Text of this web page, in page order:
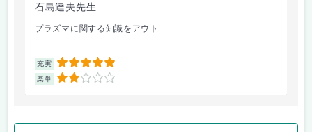
石島達夫先生
プラズマに関する知識をアウト...
充実 5
楽単 2